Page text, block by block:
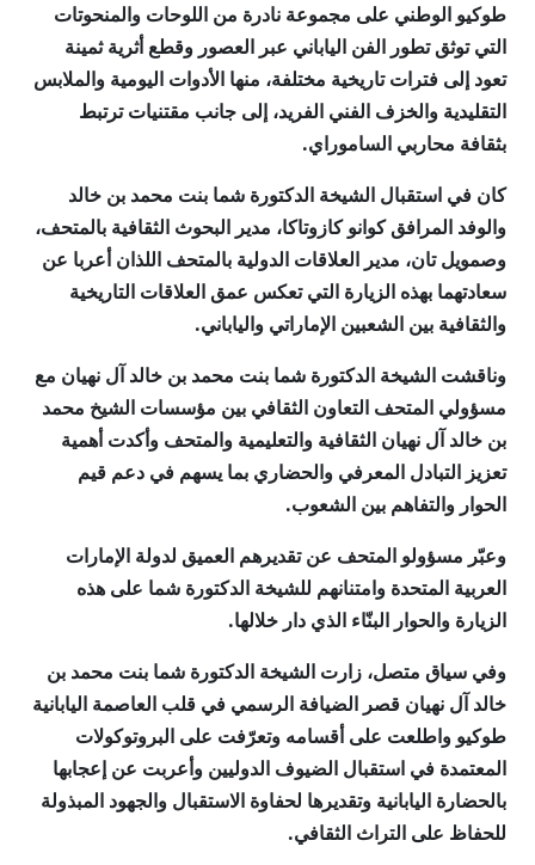
طوكيو الوطني على مجموعة نادرة من اللوحات والمنحوتات
التي توثق تطور الفن الياباني عبر العصور وقطع أثرية ثمينة
تعود إلى فترات تاريخية مختلفة، منها الأدوات اليومية والملابس
التقليدية والخزف الفني الفريد، إلى جانب مقتنيات ترتبط
بثقافة محاربي الساموراي.
كان في استقبال الشيخة الدكتورة شما بنت محمد بن خالد
والوفد المرافق كوانو كازوتاكا، مدير البحوث الثقافية بالمتحف،
وصمويل تان، مدير العلاقات الدولية بالمتحف اللذان أعربا عن
سعادتهما بهذه الزيارة التي تعكس عمق العلاقات التاريخية
والثقافية بين الشعبين الإماراتي والياباني.
وناقشت الشيخة الدكتورة شما بنت محمد بن خالد آل نهيان مع
مسؤولي المتحف التعاون الثقافي بين مؤسسات الشيخ محمد
بن خالد آل نهيان الثقافية والتعليمية والمتحف وأكدت أهمية
تعزيز التبادل المعرفي والحضاري بما يسهم في دعم قيم
الحوار والتفاهم بين الشعوب.
وعبّر مسؤولو المتحف عن تقديرهم العميق لدولة الإمارات
العربية المتحدة وامتنانهم للشيخة الدكتورة شما على هذه
الزيارة والحوار البنّاء الذي دار خلالها.
وفي سياق متصل، زارت الشيخة الدكتورة شما بنت محمد بن
خالد آل نهيان قصر الضيافة الرسمي في قلب العاصمة اليابانية
طوكيو واطلعت على أقسامه وتعرّفت على البروتوكولات
المعتمدة في استقبال الضيوف الدوليين وأعربت عن إعجابها
بالحضارة اليابانية وتقديرها لحفاوة الاستقبال والجهود المبذولة
للحفاظ على التراث الثقافي.